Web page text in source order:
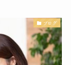
ブログ